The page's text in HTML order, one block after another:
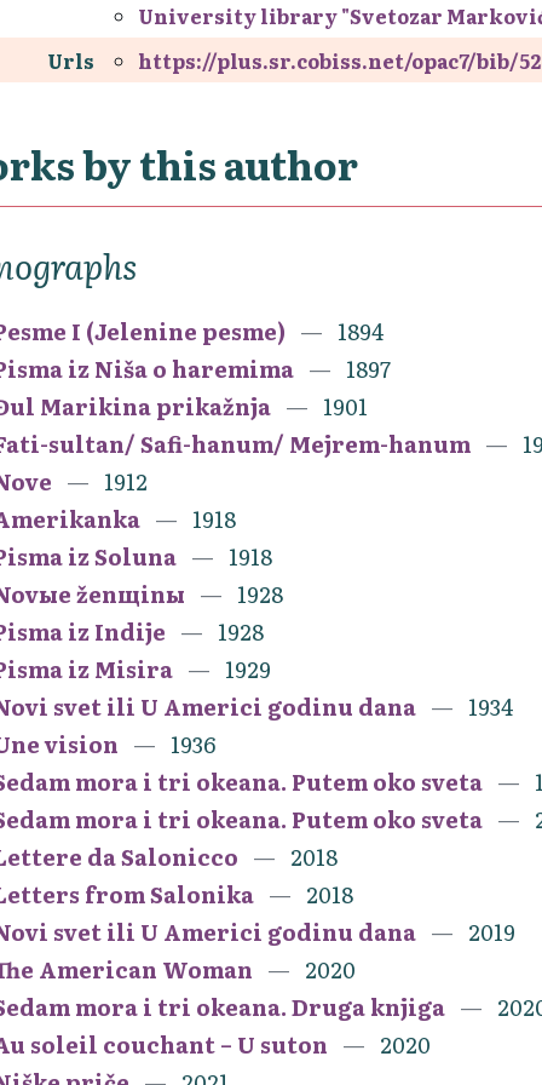
University library "Svetozar
Urls
https://plus.sr.cobiss.net/opac7/bib/
by this author
I (Jelenine pesme)
1894
iz Niša o haremima
1897
Marikina prikažnja
1901
sultan/ Safi-hanum/ Mejrem-hanum
1912
1918
iz Soluna
1918
ženщinы
1928
iz Indije
1928
iz Misira
1929
svet ili U Americi godinu dana
1934
vision
1936
mora i tri okeana. Putem oko sveta
mora i tri okeana. Putem oko sveta
da Salonicco
2018
from Salonika
2018
svet ili U Americi godinu dana
2019
American Woman
2020
mora i tri okeana. Druga knjiga
soleil couchant – U suton
2020